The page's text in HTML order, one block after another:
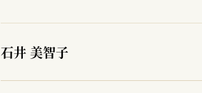
石井 美智子